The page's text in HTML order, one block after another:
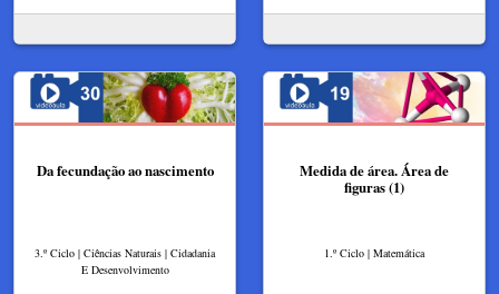
Da fecundação ao nascimento
3.º Ciclo | Ciências Naturais | Cidadania
E Desenvolvimento
Medida de área. Área de
figuras (1)
1.º Ciclo | Matemática